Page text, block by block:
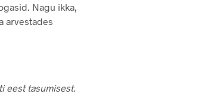
Nagu ikka,
arvestades
eest tasumisest.